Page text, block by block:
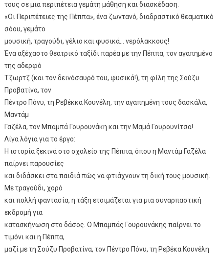
τους σε μια περιπέτεια γεμάτη μάθηση και διασκέδαση.
«Οι Περιπέτειες της Πέππα», ένα ζωντανό, διαδραστικό θεαματικό
σόου, γεμάτο
μουσική, τραγούδι, γέλιο και φυσικά… νερόλακκους!
Ένα αξέχαστο θεατρικό ταξίδι παρέα με την Πέππα, τον αγαπημένο
της αδερφό
Τζωρτζ (και τον δεινόσαυρό του, φυσικά!), τη φίλη της Σούζυ
Προβατίνα, τον
Πέντρο Πόνυ, τη Ρεβέκκα Κουνέλη, την αγαπημένη τους δασκάλα,
Μαντάμ
Γαζέλα, τον Μπαμπά Γουρουνάκη και την Μαμά Γουρουνίτσα!
Λίγα λόγια για το έργο:
Η ιστορία ξεκινά στο σχολείο της Πέππα, όπου η Μαντάμ Γαζέλα
παίρνει παρουσίες
και διδάσκει στα παιδιά πώς να φτιάχνουν τη δική τους μουσική.
Με τραγούδι, χορό
και πολλή φαντασία, η τάξη ετοιμάζεται για μια συναρπαστική
εκδρομή για
κατασκήνωση στο δάσος. Ο Μπαμπάς Γουρουνάκης παίρνει το
τιμόνι και η Πέππα,
μαζί με τη Σούζυ Προβατίνα, τον Πέντρο Πόνυ, τη Ρεβέκα Κουνέλη